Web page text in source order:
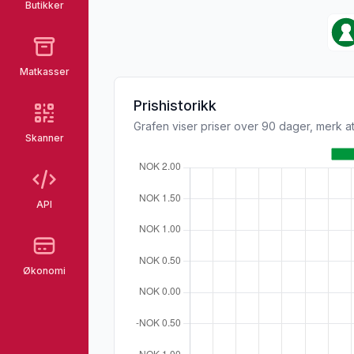
Butikker
Matkasser
Skanner
API
Økonomi
Prishistorikk
Grafen viser priser over 90 dager, merk